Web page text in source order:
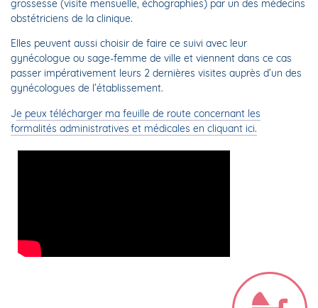
grossesse (visite mensuelle, échographies) par un des médecins
obstétriciens de la clinique.
Elles peuvent aussi choisir de faire ce suivi avec leur
gynécologue ou sage-femme de ville et viennent dans ce cas
passer impérativement leurs 2 dernières visites auprès d’un des
gynécologues de l’établissement.
Je peux télécharger ma feuille de route concernant les
formalités administratives et médicales en cliquant ici.